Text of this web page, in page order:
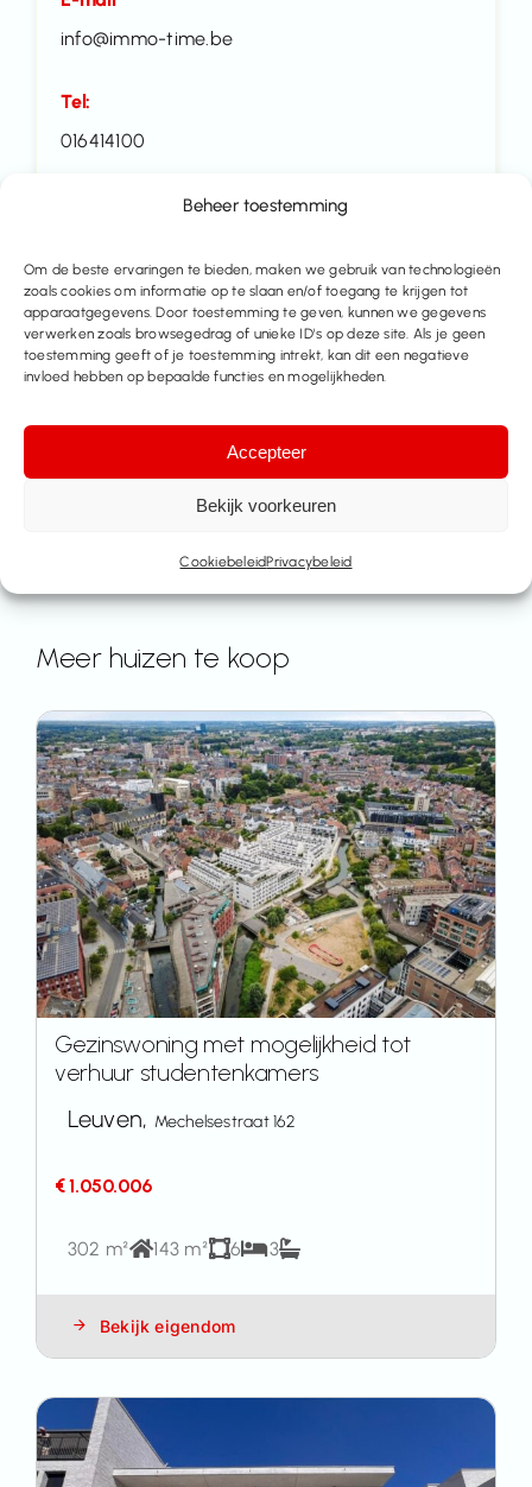
Beheer toestemming
Om de beste ervaringen te bieden, maken we gebruik van technologieën
zoals cookies om informatie op te slaan en/of toegang te krijgen tot
apparaatgegevens. Door toestemming te geven, kunnen we gegevens
verwerken zoals browsegedrag of unieke ID's op deze site. Als je geen
toestemming geeft of je toestemming intrekt, kan dit een negatieve
invloed hebben op bepaalde functies en mogelijkheden.
Accepteer
Bekijk voorkeuren
CookiebeleidPrivacybeleid
info@immo-time.be
Tel:
016414100
Maak een afspraak
Contacteer ons
Deel dit pand
Meer huizen te koop
Gezinswoning met mogelijkheid tot
verhuur studentenkamers
Leuven, Mechelsestraat 162
€ 1.050.006
302 m² 143 m² 6 3
Bekijk eigendom